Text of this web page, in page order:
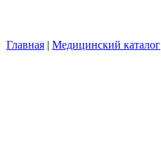
Главная | Медицинский каталог